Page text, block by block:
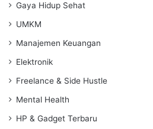
Gaya Hidup Sehat
UMKM
Manajemen Keuangan
Elektronik
Freelance & Side Hustle
Mental Health
HP & Gadget Terbaru